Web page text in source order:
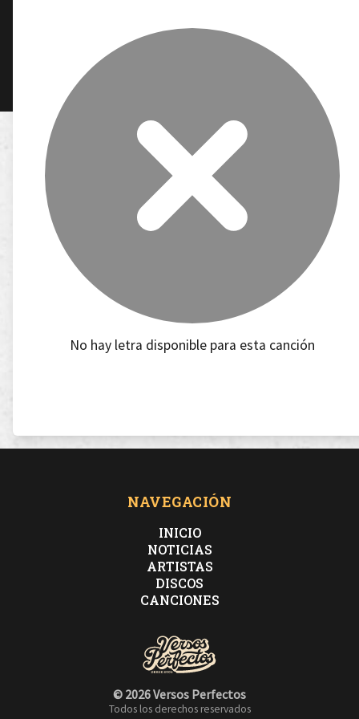
No hay letra disponible para esta canción
NAVEGACIÓN
INICIO
NOTICIAS
ARTISTAS
DISCOS
CANCIONES
© 2026 Versos Perfectos
Todos los derechos reservados